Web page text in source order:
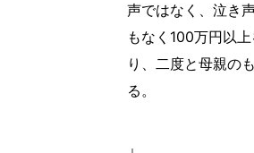
声ではなく、泣き
もなく100万円以
り、二度と母親の
る。